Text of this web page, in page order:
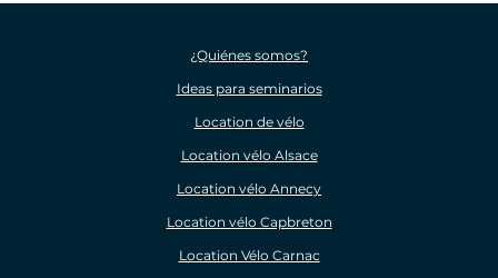
¿Quiénes somos?
Ideas para seminarios
Location de vélo
Location vélo Alsace
Location vélo Annecy
Location vélo Capbreton
Location Vélo Carnac